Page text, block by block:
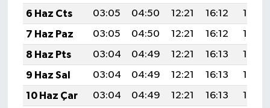
6 Haz Cts
03:05 04:50 12:21 16:12
19:42
7 Haz Paz
03:05 04:50 12:21 16:12
19:42
8 Haz Pts
03:04 04:49 12:21 16:13
19:43
9 Haz Sal
03:04 04:49 12:21 16:13
19:43
10 Haz Çar
03:04 04:49 12:21 16:13
19:44